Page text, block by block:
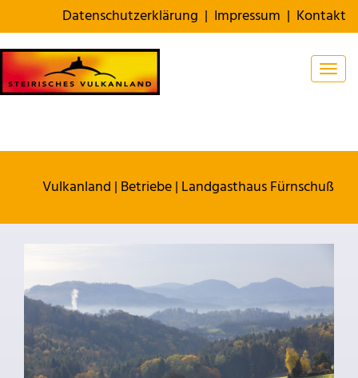
Datenschutzerklärung | Impressum | Kontakt
Vulkanland | Betriebe| Landgasthaus Fürnschuß